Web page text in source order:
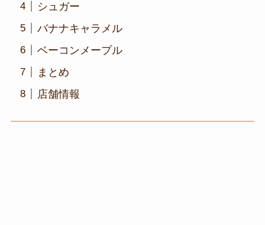
シュガー
バナナキャラメル
ベーコンメープル
まとめ
店舗情報